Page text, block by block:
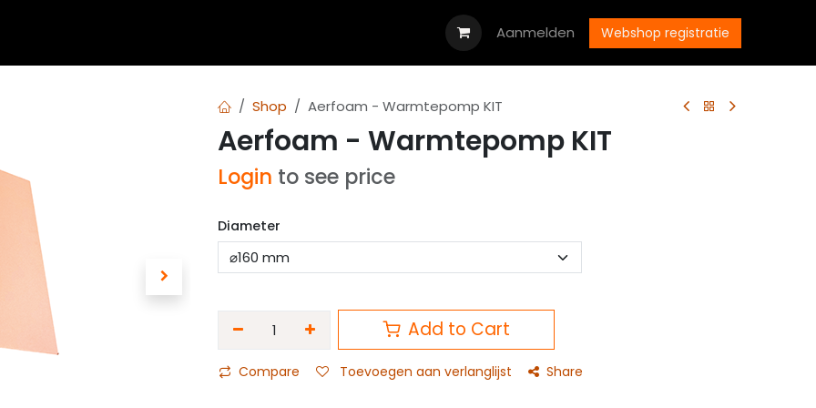
Vacatures Neem contact op met ons
Aanmelden Webshop registratie
Shop Aerfoam - Warmtepomp KIT
Aerfoam - Warmtepomp KIT
Login to see price
Diameter
Add to Cart
Compare Toevoegen aan verlanglijst Share